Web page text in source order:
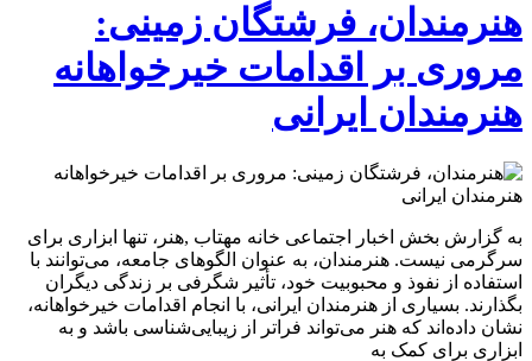
هنرمندان، فرشتگان زمینی:
مروری بر اقدامات خیرخواهانه
هنرمندان ایرانی
به گزارش بخش اخبار اجتماعی خانه مهتاب ,هنر، تنها ابزاری برای
سرگرمی نیست. هنرمندان، به عنوان الگوهای جامعه، می‌توانند با
استفاده از نفوذ و محبوبیت خود، تأثیر شگرفی بر زندگی دیگران
بگذارند. بسیاری از هنرمندان ایرانی، با انجام اقدامات خیرخواهانه،
نشان داده‌اند که هنر می‌تواند فراتر از زیبایی‌شناسی باشد و به
ابزاری برای کمک به